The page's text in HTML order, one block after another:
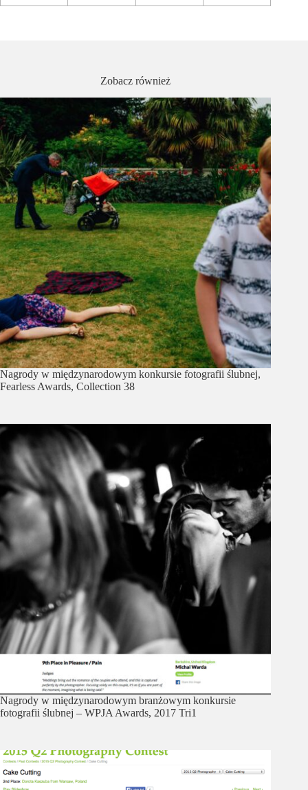
Zobacz również
Nagrody w międzynarodowym konkursie fotografii ślubnej,
Fearless Awards, Collection 38
Nagrody w międzynarodowym branżowym konkursie
fotografii ślubnej – WPJA Awards, 2017 Tri1